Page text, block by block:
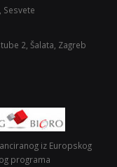
Sesvete
2, Šalata, Zagreb
iz Europskog
programa